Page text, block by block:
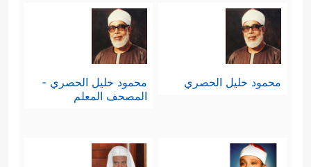
محمود خليل الحصري
محمود خليل الحصري -
المصحف المعلم